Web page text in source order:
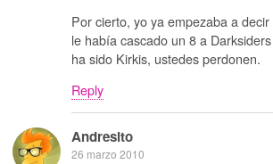
Por cierto, yo ya empezaba a
le había cascado un 8 a
ha sido Kirkis, ustedes perdonen.
Reply
Andresito
26 marzo 2010